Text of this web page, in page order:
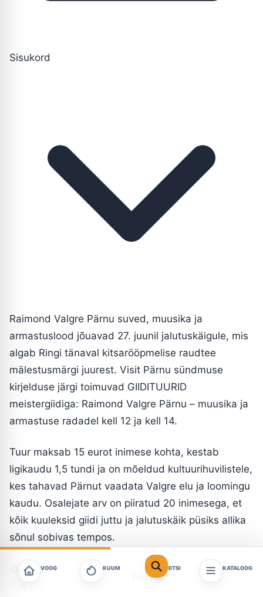
Sisukord
Raimond Valgre Pärnu suved, muusika ja
armastuslood jõuavad 27. juunil jalutuskäigule, mis
algab Ringi tänaval kitsarööpmelise raudtee
mälestusmärgi juurest. Visit Pärnu sündmuse
kirjelduse järgi toimuvad GIIDITUURID
meistergiidiga: Raimond Valgre Pärnu – muusika ja
armastuse radadel kell 12 ja kell 14.
Tuur maksab 15 eurot inimese kohta, kestab
ligikaudu 1,5 tundi ja on mõeldud kultuurihuvilistele,
kes tahavad Pärnut vaadata Valgre elu ja loomingu
kaudu. Osalejate arv on piiratud 20 inimesega, et
kõik kuuleksid giidi juttu ja jalutuskäik püsiks allika
sõnul sobivas tempos.
Deta
Teave
VOOG KUUM OTSI KATALOOG